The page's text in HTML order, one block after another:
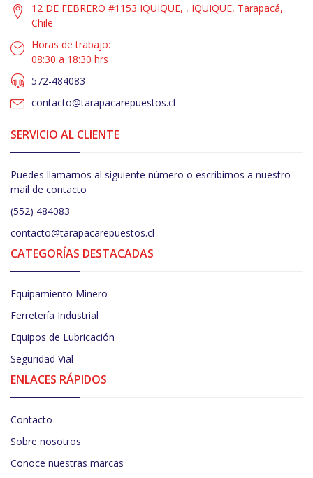
12 DE FEBRERO #1153 IQUIQUE, , IQUIQUE, Tarapacá,
Chile
Horas de trabajo:
08:30 a 18:30 hrs
572-484083
contacto@tarapacarepuestos.cl
SERVICIO AL CLIENTE
Puedes llamarnos al siguiente número o escribirnos a nuestro
mail de contacto
(552) 484083
contacto@tarapacarepuestos.cl
CATEGORÍAS DESTACADAS
Equipamiento Minero
Ferretería Industrial
Equipos de Lubricación
Seguridad Vial
ENLACES RÁPIDOS
Contacto
Sobre nosotros
Conoce nuestras marcas